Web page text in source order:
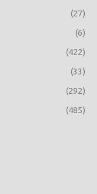
(27)
(6)
(422)
(33)
(292)
(485)